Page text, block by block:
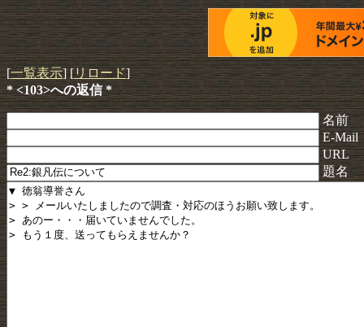
[一覧表示] [リロード]
* <103>への返信 *
名前
E-Mail
URL
題名